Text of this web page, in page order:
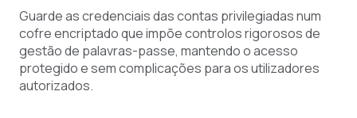
Guarde as credenciais das contas privilegiadas num
cofre encriptado que impõe controlos rigorosos de
gestão de palavras-passe, mantendo o acesso
protegido e sem complicações para os utilizadores
autorizados.